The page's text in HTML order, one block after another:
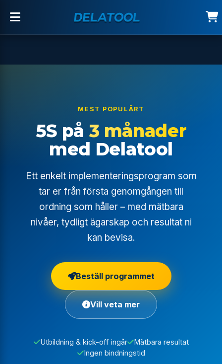
MEST POPULÄRT
5S på 3 månader
med Delatool
Ett enkelt implementeringsprogram som
tar er från första genomgången till
ordning som håller – med mätbara
nivåer, tydligt ägarskap och resultat ni
kan bevisa.
Beställ programmet
Vill veta mer
Utbildning & kick-off ingår
Mätbara resultat
Ingen bindningstid